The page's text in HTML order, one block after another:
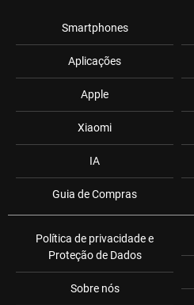
Smartphones
Aplicações
Apple
Xiaomi
IA
Guia de Compras
Política de privacidade e
Proteção de Dados
Sobre nós